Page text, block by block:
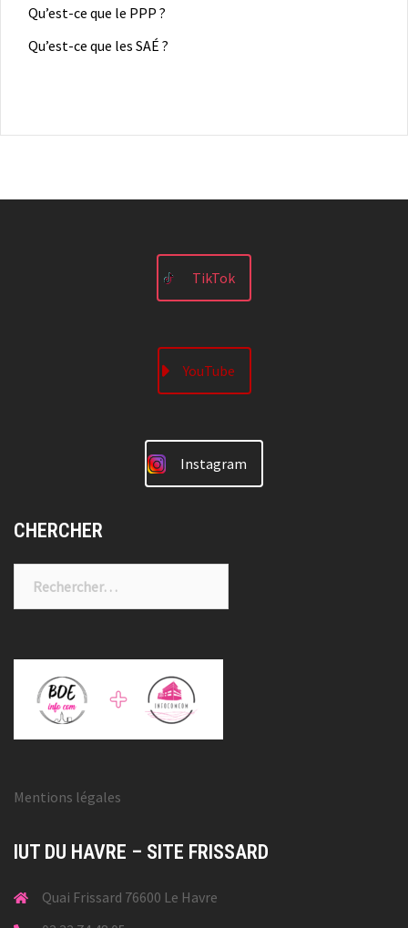
Qu’est-ce que le PPP ?
Qu’est-ce que les SAÉ ?
TikTok
YouTube
Instagram
CHERCHER
Mentions légales
IUT DU HAVRE – SITE FRISSARD
Quai Frissard 76600 Le Havre